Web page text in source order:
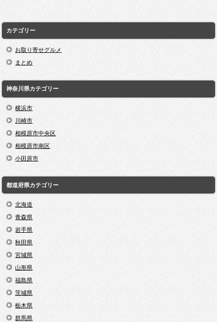
カテゴリー
お取り寄せグルメ
まとめ
神奈川県カテゴリー
横浜市
川崎市
相模原市中央区
相模原市南区
小田原市
都道府県カテゴリー
北海道
青森県
岩手県
秋田県
宮城県
山形県
福島県
茨城県
栃木県
群馬県